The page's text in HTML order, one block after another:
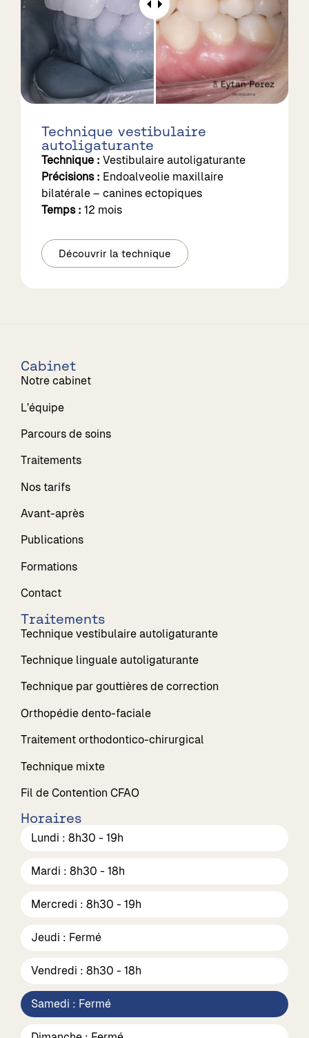
Technique vestibulaire
autoligaturante
Technique : Vestibulaire autoligaturante
Précisions : Endoalveolie maxillaire
bilatérale – canines ectopiques
Temps : 12 mois
Découvrir la technique
Cabinet
Notre cabinet
L’équipe
Parcours de soins
Traitements
Nos tarifs
Avant-après
Publications
Formations
Contact
Traitements
Technique vestibulaire autoligaturante
Technique linguale autoligaturante
Technique par gouttières de correction
Orthopédie dento-faciale
Traitement orthodontico-chirurgical
Technique mixte
Fil de Contention CFAO
Horaires
Lundi : 8h30 - 19h
Mardi : 8h30 - 18h
Mercredi : 8h30 - 19h
Jeudi : Fermé
Vendredi : 8h30 - 18h
Samedi : Fermé